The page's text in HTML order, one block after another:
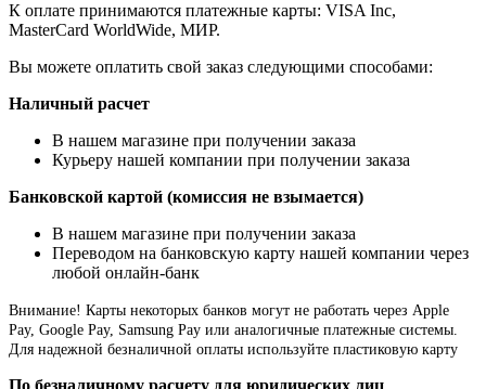
К оплате принимаются платежные карты: VISA Inc,
MasterCard WorldWide, МИР.
Вы можете оплатить свой заказ следующими способами:
Наличный расчет
В нашем магазине при получении заказа
Курьеру нашей компании при получении заказа
Банковской картой (комиссия не взымается)
В нашем магазине при получении заказа
Переводом на банковскую карту нашей компании через
любой онлайн-банк
Внимание! Карты некоторых банков могут не работать через Apple
Pay, Google Pay, Samsung Pay или аналогичные платежные системы.
Для надежной безналичной оплаты используйте пластиковую карту